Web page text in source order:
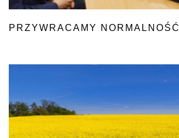
PRZYWRACAMY NORMALNOŚĆ